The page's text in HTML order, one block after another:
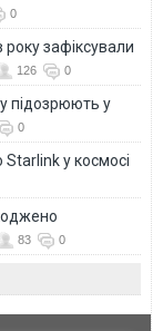
0
року зафіксували
126 0
підозрюють у
0
у космосі
83 0